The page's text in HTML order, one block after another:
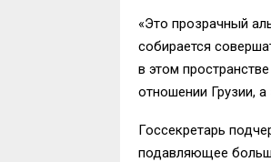
«Это прозрачный
собирается
в этом
отношении Грузии,
Госсекретарь
подавляющее